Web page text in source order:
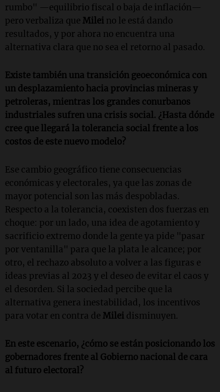
rumbo" —equilibrio fiscal o baja de inflación—
pero verbaliza que Milei no le está dando
resultados, y por ahora no encuentra una
alternativa clara que no sea el retorno al pasado.
Existe también una transición geoeconómica con
un desplazamiento hacia provincias mineras y
petroleras, mientras los grandes conurbanos
industriales sufren una crisis social. ¿Hasta dónde
cree que llegará la tolerancia social frente a los
costos de este nuevo modelo?
Ese cambio geográfico tiene consecuencias
económicas y electorales, ya que las zonas de
mayor potencial son las más despobladas.
Respecto a la tolerancia, coexisten dos fuerzas en
choque: por un lado, una idea de agotamiento y
sacrificio extremo donde la gente ya pide "pasar
por ventanilla" para que la plata le alcance; por
otro, el rechazo absoluto a volver a las figuras e
ideas previas al 2023 y el deseo de evitar el caos y
el desorden. Si la sociedad percibe que la
alternativa genera inestabilidad, los incentivos
para votar en contra de Milei disminuyen.
En este escenario, ¿cómo se están posicionando los
gobernadores frente al Gobierno nacional de cara
al futuro electoral?